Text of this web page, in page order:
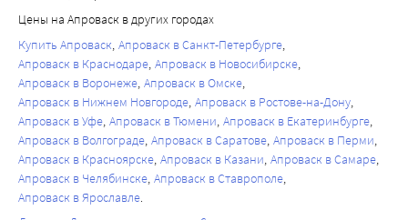
• снижение полового влечения (эректильная
дисфункция);
• увеличение молочной железы у мужчин (гинекомастия);
• отеки лица;
• боль (в том числе в грудной клетке);
• ощущение недомогания;
• увеличение или снижение веса;
• падения.
Редко (могут возникать не более чем у 1 человека из
1000):
Следует избегать приема алкоголя при лечении
препаратом Апроваск® из-за риска развития
ортостатической гипотензии (снижении артериального
давления при вставании из положения сидя или лежа).
Цены на Апроваск в других городах
Купить Апроваск Апроваск в Санкт-Петербурге
Апроваск в Краснодаре Апроваск в Новосибирске
Апроваск в Воронеже Апроваск в Омске
Апроваск в Нижнем Новгороде Апроваск в Ростове-на-Дону
Апроваск в Уфе Апроваск в Тюмени Апроваск в Екатеринбурге
Апроваск в Волгограде Апроваск в Саратове Апроваск в Перми
Апроваск в Красноярске Апроваск в Казани Апроваск в Самаре
Апроваск в Челябинске Апроваск в Ставрополе
Апроваск в Ярославле